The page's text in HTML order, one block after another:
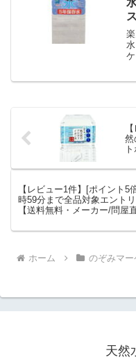
0
然
【レビュー1件】[ポイント5
時59分まで全品対象エント
【送料無料・メーカー/問屋
リイオン水 金城の華 1Lペッ
ター 水 鉱泉水 PET｜価格
ント還元まとめ
ホーム のぞみマ
天然